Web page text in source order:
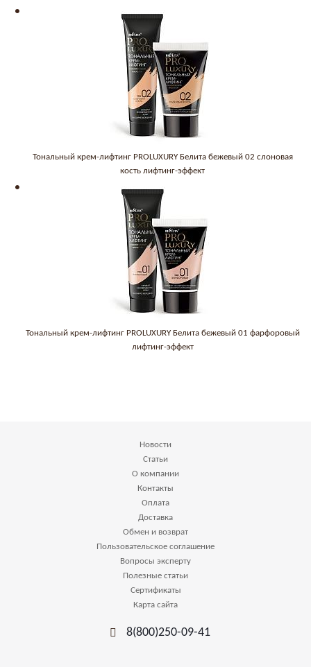
Тональный крем-лифтинг PROLUXURY Белита бежевый 02 слоновая
кость лифтинг-эффект
Тональный крем-лифтинг PROLUXURY Белита бежевый 01 фарфоровый
лифтинг-эффект
Новости
Статьи
О компании
Контакты
Оплата
Доставка
Обмен и возврат
Пользовательское соглашение
Вопросы эксперту
Полезные статьи
Сертификаты
Карта сайта
8(800)250-09-41